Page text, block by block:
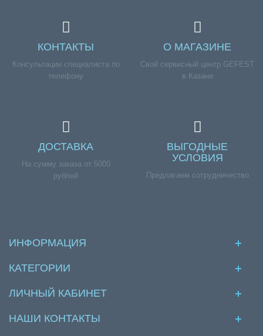
КОНТАКТЫ
Консультации специалиста по
телефону
О МАГАЗИНЕ
Свой сервисный центр GEFEST
в Казани
ДОСТАВКА
На сумму заказа от 5000
рублей
ВЫГОДНЫЕ
УСЛОВИЯ
Предлагаем сотрудничество
ИНФОРМАЦИЯ
КАТЕГОРИИ
ЛИЧНЫЙ КАБИНЕТ
НАШИ КОНТАКТЫ